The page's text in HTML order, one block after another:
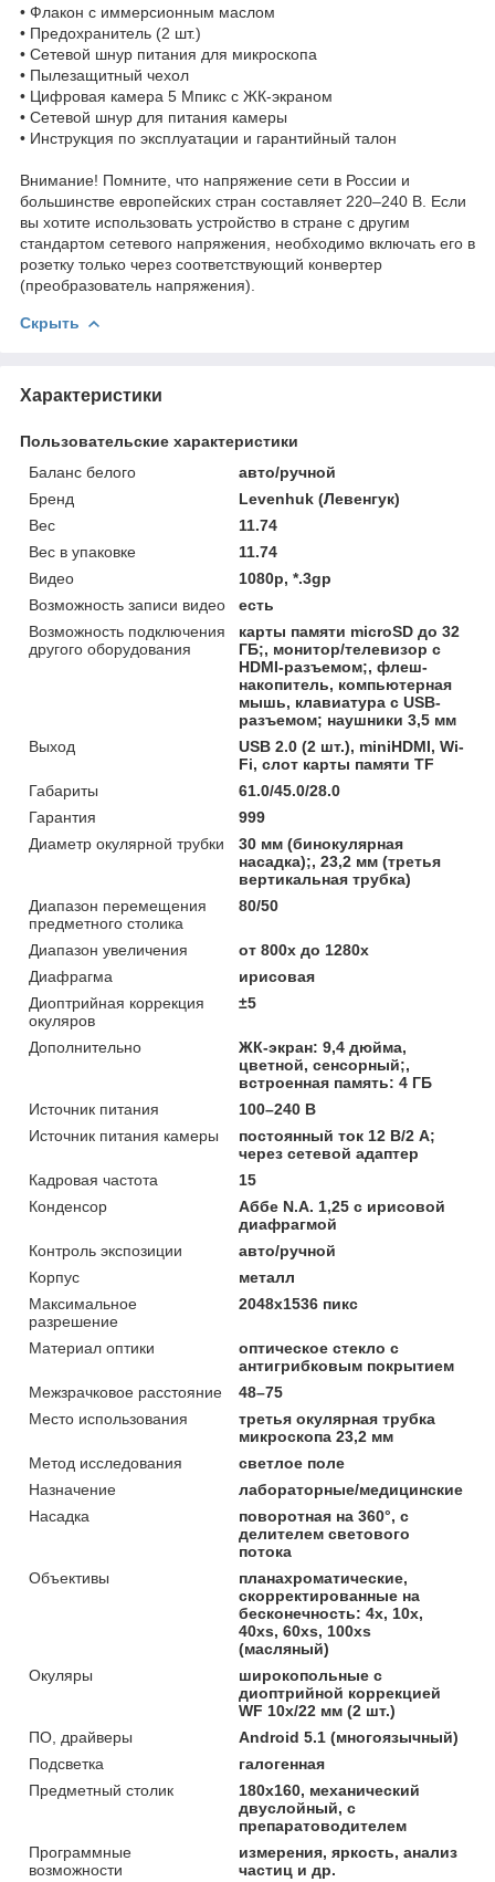
• Флакон с иммерсионным маслом
• Предохранитель (2 шт.)
• Сетевой шнур питания для микроскопа
• Пылезащитный чехол
• Цифровая камера 5 Мпикс с ЖК-экраном
• Сетевой шнур для питания камеры
• Инструкция по эксплуатации и гарантийный талон
Внимание! Помните, что напряжение сети в России и
большинстве европейских стран составляет 220–240 В. Если
вы хотите использовать устройство в стране с другим
стандартом сетевого напряжения, необходимо включать его в
розетку только через соответствующий конвертер
(преобразователь напряжения).
Скрыть
Характеристики
Пользовательские характеристики
Баланс белого
авто/ручной
Бренд
Levenhuk (Левенгук)
Вес
11.74
Вес в упаковке
11.74
Видео
1080p, *.3gp
Возможность записи видео
есть
Возможность подключения
другого оборудования
карты памяти microSD до 32
ГБ;, монитор/телевизор с
HDMI-разъемом;, флеш-
накопитель, компьютерная
мышь, клавиатура с USB-
разъемом; наушники 3,5 мм
Выход
USB 2.0 (2 шт.), miniHDMI, Wi-
Fi, слот карты памяти TF
Габариты
61.0/45.0/28.0
Гарантия
999
Диаметр окулярной трубки
30 мм (бинокулярная
насадка);, 23,2 мм (третья
вертикальная трубка)
Диапазон перемещения
предметного столика
80/50
Диапазон увеличения
от 800х до 1280х
Диафрагма
ирисовая
Диоптрийная коррекция
окуляров
±5
Дополнительно
ЖК-экран: 9,4 дюйма,
цветной, сенсорный;,
встроенная память: 4 ГБ
Источник питания
100–240 В
Источник питания камеры
постоянный ток 12 В/2 A;
через сетевой адаптер
Кадровая частота
15
Конденсор
Аббе N.A. 1,25 с ирисовой
диафрагмой
Контроль экспозиции
авто/ручной
Корпус
металл
Максимальное
разрешение
2048x1536 пикс
Материал оптики
оптическое стекло с
антигрибковым покрытием
Межзрачковое расстояние
48–75
Место использования
третья окулярная трубка
микроскопа 23,2 мм
Метод исследования
светлое поле
Назначение
лабораторные/медицинские
Насадка
поворотная на 360°, с
делителем светового
потока
Объективы
планахроматические,
скорректированные на
бесконечность: 4x, 10x,
40xs, 60xs, 100xs
(масляный)
Окуляры
широкопольные с
диоптрийной коррекцией
WF 10х/22 мм (2 шт.)
ПО, драйверы
Android 5.1 (многоязычный)
Подсветка
галогенная
Предметный столик
180х160, механический
двуслойный, с
препаратоводителем
Программные
возможности
измерения, яркость, анализ
частиц и др.